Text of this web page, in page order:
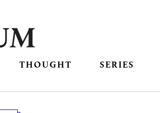
THOUGHT SERIES